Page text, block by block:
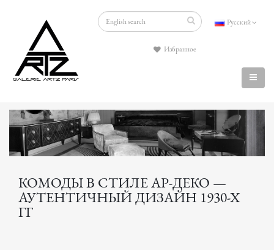
Русский
Избранное
КОМОДЫ В СТИЛЕ АР-ДЕКО —
АУТЕНТИЧНЫЙ ДИЗАЙН 1930-Х
ГГ